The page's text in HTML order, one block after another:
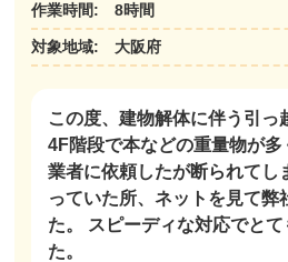
作業時間: 8時間
対象地域: 大阪府
この度、建物解体に伴う引っ
4F階段で本などの重量物が多
業者に依頼したが断られてし
っていた所、ネットを見て弊
た。 スピーディな対応でと
た。